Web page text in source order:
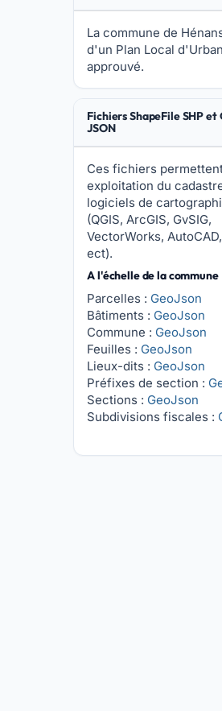
La commune de
d'un Plan Local
approuvé.
Fichiers ShapeFile SHP et
JSON
Ces fichiers
exploitation du
logiciels de
(QGIS, ArcGIS, GvSIG,
VectorWorks,
ect).
A l'échelle de la commune
Parcelles : GeoJson
Bâtiments : GeoJson
Commune : GeoJson
Feuilles : GeoJson
Lieux-dits : GeoJson
Préfixes de section :
Sections : GeoJson
Subdivisions fiscales :